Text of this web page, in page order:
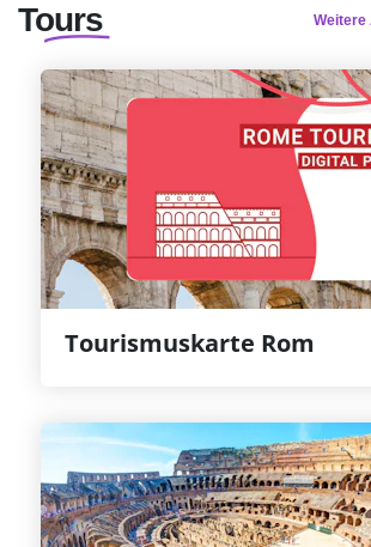
Tours Weitere
Tourismuskarte Rom
Rom wurde zwar nicht an einem
aber Sie können das Beste davon
Tag sehen! Sichern Sie sich die Rom
und Sie sind mit Ihrer
für die wichtigsten Orte in
Kolosseum, Forum
Palatinhügel: